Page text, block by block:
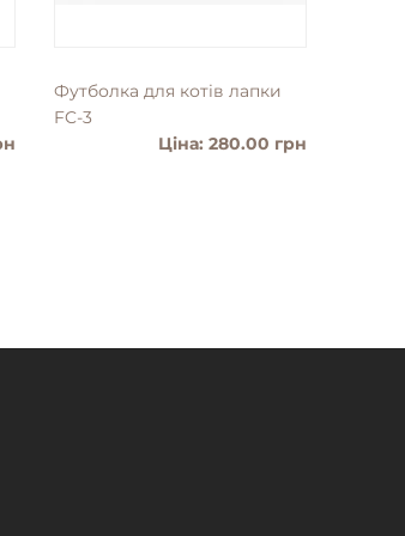
Футболка для котiв лапки
FC-3
Ціна: 280.00 грн